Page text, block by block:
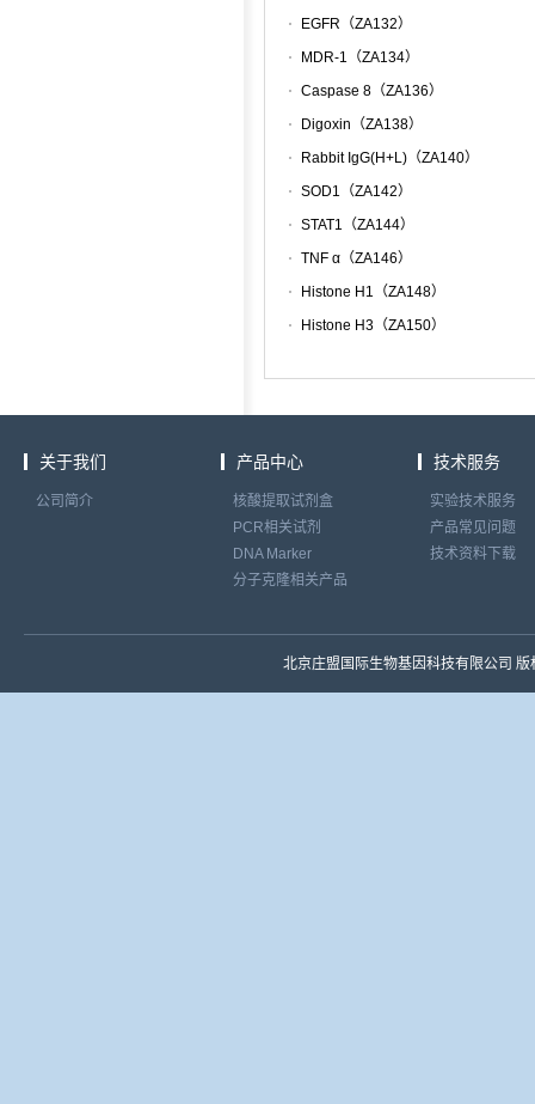
EGFR（ZA132）
MDR-1（ZA134）
Caspase 8（ZA136）
Digoxin（ZA138）
Rabbit IgG(H+L)（ZA140）
SOD1（ZA142）
STAT1（ZA144）
TNF α（ZA146）
Histone H1（ZA148）
Histone H3（ZA150）
关于我们
公司简介
产品中心
核酸提取试剂盒
PCR相关试剂
DNA Marker
分子克隆相关产品
技术服务
实验技术服务
产品常见问题
技术资料下载
北京庄盟国际生物基因科技有限公司